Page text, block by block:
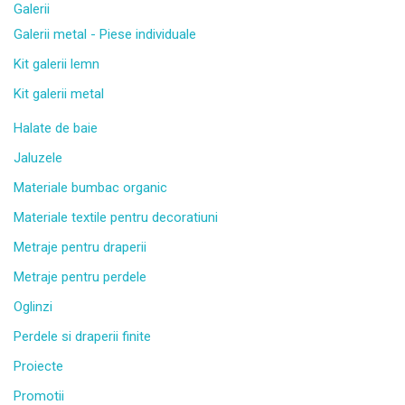
Galerii
Galerii metal - Piese individuale
Kit galerii lemn
Kit galerii metal
Halate de baie
Jaluzele
Materiale bumbac organic
Materiale textile pentru decoratiuni
Metraje pentru draperii
Metraje pentru perdele
Oglinzi
Perdele si draperii finite
Proiecte
Promotii